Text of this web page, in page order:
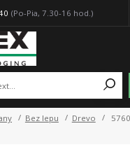
(Po-Pia, 7.30-16 hod.)
Bez lepu Drevo